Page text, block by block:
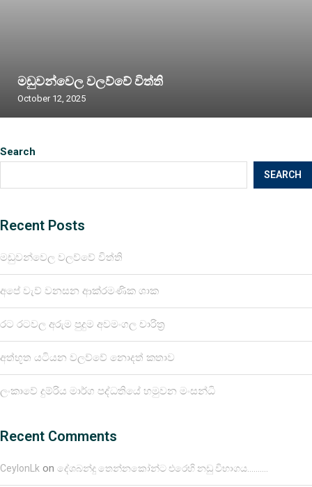
Search
SEARCH
Recent Posts
මඩුවන්වෙල වලව්වේ විත්ති
අපේ වැව් වනසන ආක්රමණික ශාක
රට රටවල අරුම පුදුම අවමංගල චාරිත්‍ර
අත්භූත යටියන වලව්වේ නොදත් කතාව
ලංකාවේ දුම්රිය මාර්ග පද්ධතියේ හමුවන මංසන්ධි
Recent Comments
CeylonLk on දේශබන්දු තෙන්නකෝන්ට එරෙහි නඩු විභාගය……….
මඩුවන්වෙල වලව්වේ විත්ති
October 12, 2025